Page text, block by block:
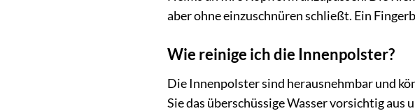
aber ohne einzuschnüren schließt. Ein
Wie reinige ich die Innenpolster?
Die Innenpolster sind herausnehmbar und
Sie das überschüssige Wasser vorsichtig aus